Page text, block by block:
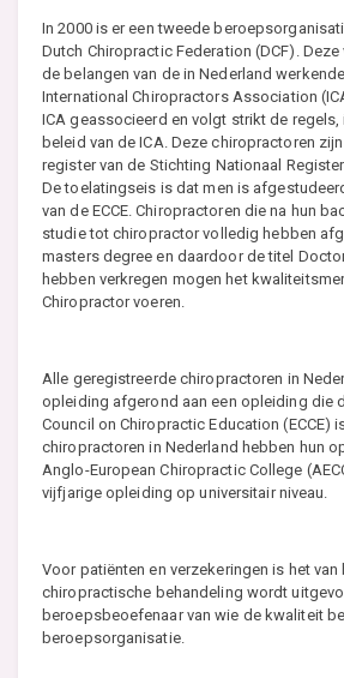
In 2000 is er een tweede
Dutch Chiropractic Federation (DCF).
de belangen van de in Nederland
International Chiropractors Association
ICA geassocieerd en volgt strikt de regels,
beleid van de ICA. Deze chiropractoren
register van de Stichting Nationaal
De toelatingseis is dat men is
van de ECCE. Chiropractoren die na hun
studie tot chiropractor volledig hebben
masters degree en daardoor de titel
hebben verkregen mogen het
Chiropractor voeren.
Alle geregistreerde chiropractoren in
opleiding afgerond aan een opleiding die
Council on Chiropractic Education (ECCE)
chiropractoren in Nederland hebben hun
Anglo-European Chiropractic College
vijfjarige opleiding op universitair niveau.
Voor patiënten en verzekeringen is het
chiropractische behandeling wordt
beroepsbeoefenaar van wie de kwaliteit
beroepsorganisatie.